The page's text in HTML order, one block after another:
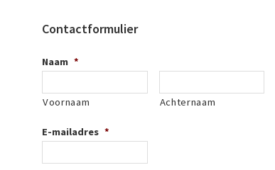
Contactformulier
Naam *
Voornaam Achternaam
E-mailadres *